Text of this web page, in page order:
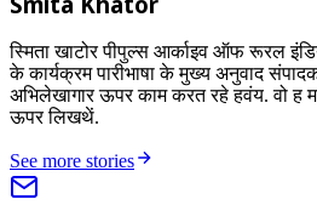
स्मिता खाटोर पीपुल्स आर्काइव ऑफ रूरल
के कार्यक्रम पारीभाषा के मुख्य अनुवाद
अभिलेखागार ऊपर काम करत रहे हवंय. वो ह
ऊपर लिखथें.
See more stories